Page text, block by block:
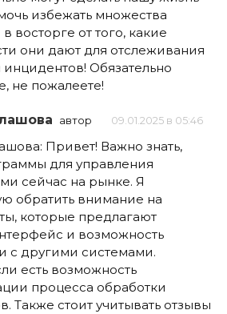
избежать множества
восторге от того, какие
они дают для отслеживания
Обязательно
не пожалеете!
автор 09.01.2025 в 05:46
Привет! Важно знать,
для управления
сейчас на рынке. Я
обратить внимание на
которые предлагают
и возможность
с другими системами.
есть возможность
процесса обработки
Также стоит учитывать отзывы